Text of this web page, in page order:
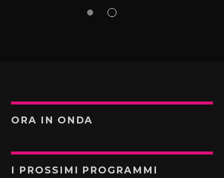
ORA IN ONDA
I PROSSIMI PROGRAMMI